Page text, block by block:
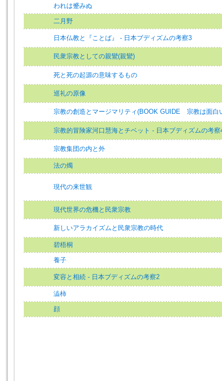
われは蹙みぬ
二月野
日本仏教と『ことば』 - 日本ブディズムの考察3
民衆宗教としての親鸞(親鸞)
死と死の起源の意味するもの
巡礼の原像
宗教の創造とマージマリティ(BOOK GUIDE 宗教は面白
宗教的冒険家河口慧海とチベット - 日本ブディズムの考察
宗教集団の内と外
法の燭
現代の来世観
現代世界の危機と民衆宗教
新しいアラカイズムと民衆宗教の時代
碧梧桐
養子
変容と相続 - 日本ブディズムの考察2
澁柿
顔